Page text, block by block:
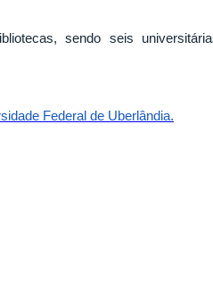
sendo seis
Federal de Uberlândia.